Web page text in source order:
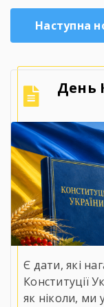
Наступна
День
Є дати, які
Конституції
як ніколи,